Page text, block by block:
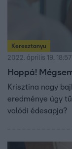
Keresztanyu
2022. április 19. 18:57
Hoppá!
Krisztina nagy
eredménye úgy
valódi édesapja?